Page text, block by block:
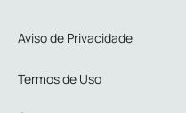
Aviso de Privacidade
Termos de Uso